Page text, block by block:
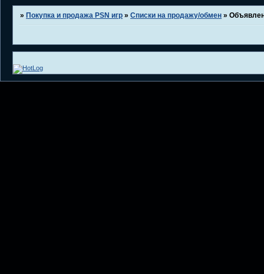
» Покупка и продажа PSN игр »Списки на продажу/обмен »